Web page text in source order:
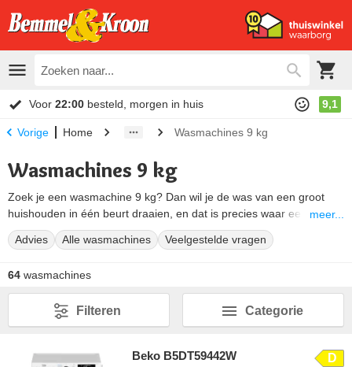
Voor 22:00 besteld, morgen in huis 9,1
Vorige Home Wasmachines 9 kg
Wasmachines 9 kg
Zoek je een wasmachine 9 kg? Dan wil je de was van een groot
huishouden in één beurt draaien, en dat is precies waar een
wasmachine met dit ruime vulgewicht voor gemaakt is: de trommel
neemt tot 9 kilo droog wasgoed in één keer mee. Op deze pagina
kiezen.
Zo weet je snel of dat formaat bij jouw gezin past, waar je bij de
aankoop op let en welke merken de moeite waard zijn. Vergelijk het
meer...
Advies Alle wasmachines Veelgestelde vragen
64 wasmachines
Categorie
Filteren
Beko B5DT59442W D